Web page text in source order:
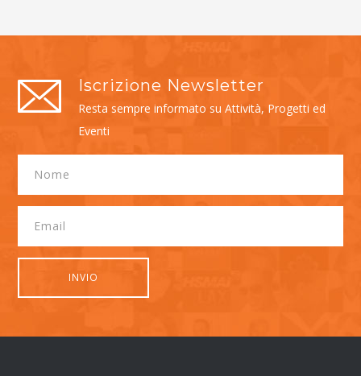
Iscrizione Newsletter
Resta sempre informato su Attività, Progetti ed
Eventi